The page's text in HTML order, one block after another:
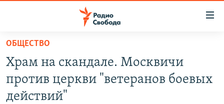
упрощенного
доступа
основному
ПОДКАСТЫ
АВТОРСКИЕ ПРОЕКТЫ
ОБЩЕСТВО
Храм на скандале. Москвичи
против церкви "ветеранов боевых
действий"